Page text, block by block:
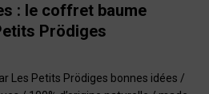
: le coffret baume
Prödiges
Les Petits Prödiges bonnes idées /